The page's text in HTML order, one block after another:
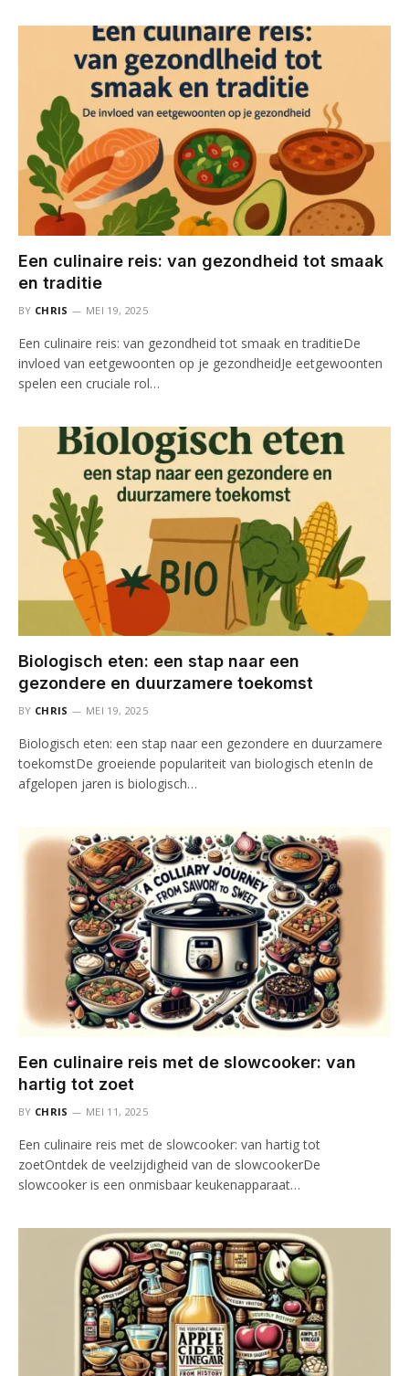
Een culinaire reis: van gezondheid tot smaak
en traditie
BY CHRIS MEI 19, 2025
Een culinaire reis: van gezondheid tot smaak en traditieDe
invloed van eetgewoonten op je gezondheidJe eetgewoonten
spelen een cruciale rol…
Biologisch eten: een stap naar een
gezondere en duurzamere toekomst
BY CHRIS MEI 19, 2025
Biologisch eten: een stap naar een gezondere en duurzamere
toekomstDe groeiende populariteit van biologisch etenIn de
afgelopen jaren is biologisch…
Een culinaire reis met de slowcooker: van
hartig tot zoet
BY CHRIS MEI 11, 2025
Een culinaire reis met de slowcooker: van hartig tot
zoetOntdek de veelzijdigheid van de slowcookerDe
slowcooker is een onmisbaar keukenapparaat…